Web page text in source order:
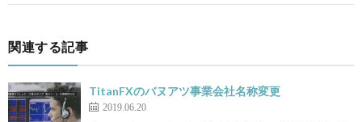
関連する記事
TitanFXのバヌアツ事業会社名称変更
2019.06.20